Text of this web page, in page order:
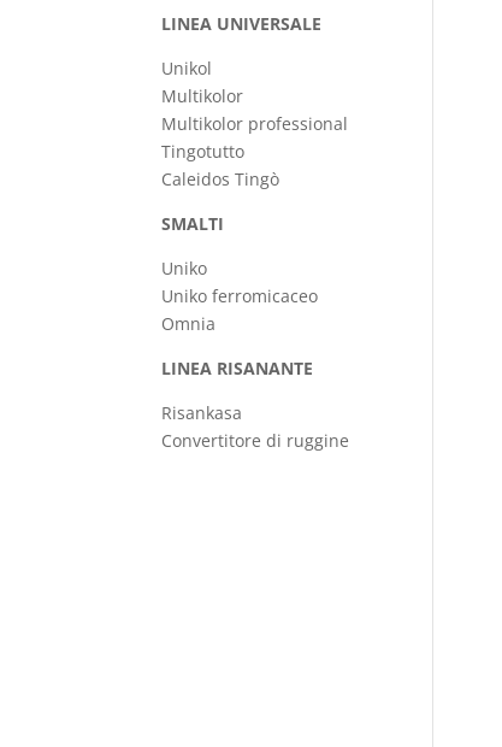
LINEA UNIVERSALE
Unikol
Multikolor
Multikolor professional
Tingotutto
Caleidos Tingò
SMALTI
Uniko
Uniko ferromicaceo
Omnia
LINEA RISANANTE
Risankasa
Convertitore di ruggine